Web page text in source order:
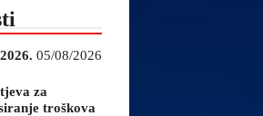
05/08/2026
za
troškova